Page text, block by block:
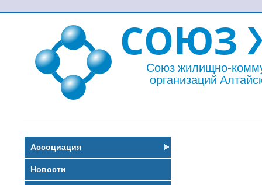
СОЮЗ
Союз жилищно-
организаций
Ассоциация
Новости